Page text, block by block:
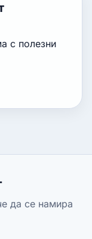
с полезни
да се намира